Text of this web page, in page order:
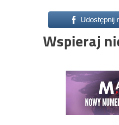
Udostępnij
Wspieraj